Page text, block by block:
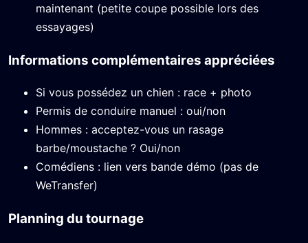
maintenant (petite coupe possible lors des
essayages)
Informations complémentaires appréciées
Si vous possédez un chien : race + photo
Permis de conduire manuel : oui/non
Hommes : acceptez-vous un rasage
barbe/moustache ? Oui/non
Comédiens : lien vers bande démo (pas de
WeTransfer)
Planning du tournage